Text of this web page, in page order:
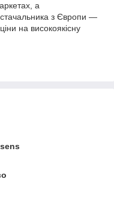
а
з Європи —
на високоякісну